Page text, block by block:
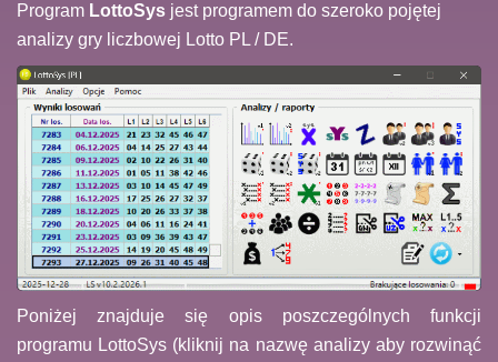
Program LottoSys jest programem do szeroko pojętej
analizy gry liczbowej Lotto PL / DE.
Poniżej znajduje się opis poszczególnych funkcji
programu LottoSys (kliknij na nazwę analizy aby rozwinąć